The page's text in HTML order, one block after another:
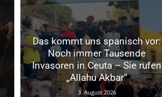
Das kommt uns spanisch vor:
Noch immer Tausende
Invasoren in Ceuta – Sie rufen
„Allahu Akbar“
3. August 2026